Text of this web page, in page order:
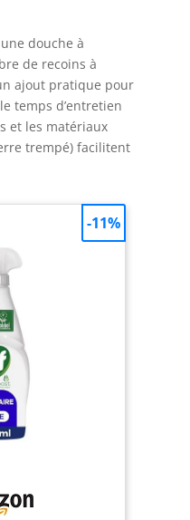
douche à
de recoins à
ajout pratique pour
temps d’entretien
et les matériaux
trempé) facilitent
-11%